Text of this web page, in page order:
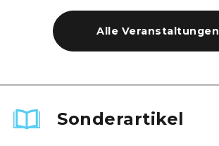
Alle Veranstaltungen
Sonderartikel